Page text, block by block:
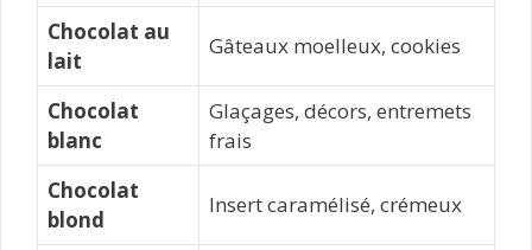
Chocolat au
lait
Gâteaux moelleux, cookies
Chocolat
blanc
Glaçages, décors, entremets
frais
Chocolat
blond
Insert caramélisé, crémeux